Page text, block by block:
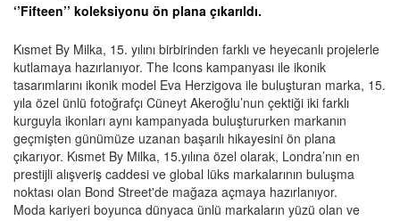
‘’Fifteen’’ koleksiyonu ön plana çıkarıldı.
Kısmet By Milka, 15. yılını birbirinden farklı ve heyecanlı projelerle
kutlamaya hazırlanıyor. The Icons kampanyası ile ikonik
tasarımlarını ikonik model Eva Herzigova ile buluşturan marka, 15.
yıla özel ünlü fotoğrafçı Cüneyt Akeroğlu’nun çektiği iki farklı
kurguyla ikonları aynı kampanyada buluştururken markanın
geçmişten günümüze uzanan başarılı hikayesini ön plana
çıkarıyor. Kısmet By Milka, 15.yılına özel olarak, Londra’nın en
prestijli alışveriş caddesi ve global lüks markalarının buluşma
noktası olan Bond Street'de mağaza açmaya hazırlanıyor.
Moda kariyeri boyunca dünyaca ünlü markaların yüzü olan ve